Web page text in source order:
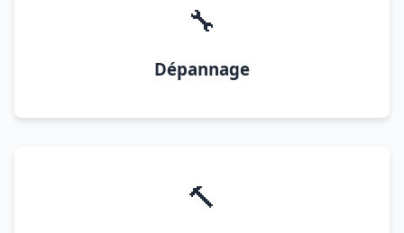
🔧
Dépannage
🔨